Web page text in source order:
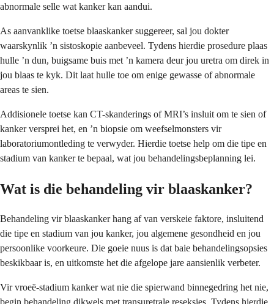
abnormale selle wat kanker kan aandui.
As aanvanklike toetse blaaskanker suggereer, sal jou dokter
waarskynlik ’n sistoskopie aanbeveel. Tydens hierdie prosedure plaas
hulle ’n dun, buigsame buis met ’n kamera deur jou uretra om direk in
jou blaas te kyk. Dit laat hulle toe om enige gewasse of abnormale
areas te sien.
Addisionele toetse kan CT-skanderings of MRI’s insluit om te sien of
kanker versprei het, en ’n biopsie om weefselmonsters vir
laboratoriumontleding te verwyder. Hierdie toetse help om die tipe en
stadium van kanker te bepaal, wat jou behandelingsbeplanning lei.
Wat is die behandeling vir blaaskanker?
Behandeling vir blaaskanker hang af van verskeie faktore, insluitend
die tipe en stadium van jou kanker, jou algemene gesondheid en jou
persoonlike voorkeure. Die goeie nuus is dat baie behandelingsopsies
beskikbaar is, en uitkomste het die afgelope jare aansienlik verbeter.
Vir vroeë-stadium kanker wat nie die spierwand binnegedring het nie,